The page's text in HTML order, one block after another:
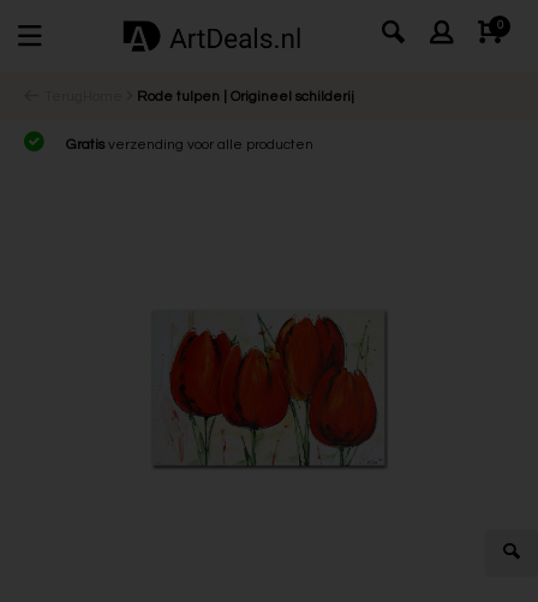
0
Rode tulpen | Origineel schilderij
Gratis verzending voor alle producten